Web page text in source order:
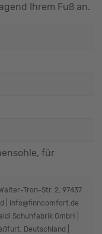
Ihrem Fuß an.
für
Tron-Str. 2, 97437
| info@finncomfort.de
Schuhfabrik GmbH |
Deutschland |